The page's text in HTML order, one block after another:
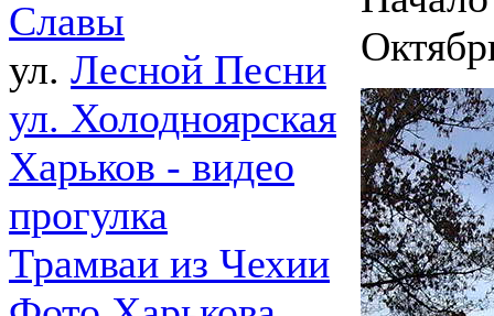
Славы
ул. Лесной Песни
ул. Холодноярская
Харьков - видео
прогулка
Трамваи из Чехии